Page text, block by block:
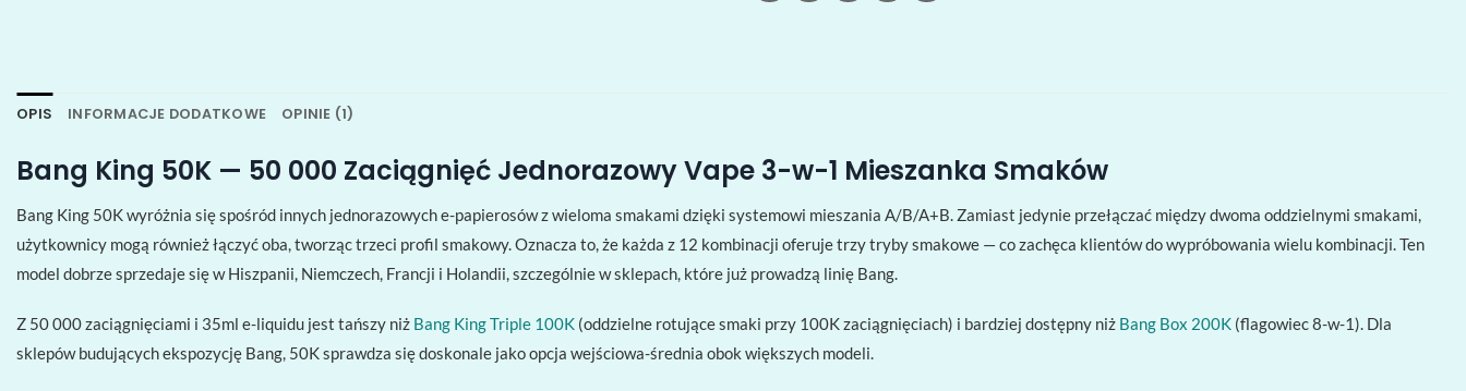
OPIS INFORMACJE DODATKOWE OPINIE (1)
Bang King 50K — 50 000 Zaciągnięć Jednorazowy Vape 3-w-1 Mieszanka Smaków
Bang King 50K wyróżnia się spośród innych jednorazowych e-papierosów z wieloma smakami dzięki systemowi mieszania A/B/A+B. Zamiast jedynie przełączać między dwoma oddzielnymi smakami,
użytkownicy mogą również łączyć oba, tworząc trzeci profil smakowy. Oznacza to, że każda z 12 kombinacji oferuje trzy tryby smakowe — co zachęca klientów do wypróbowania wielu kombinacji. Ten
model dobrze sprzedaje się w Hiszpanii, Niemczech, Francji i Holandii, szczególnie w sklepach, które już prowadzą linię Bang.
Z 50 000 zaciągnięciami i 35ml e-liquidu jest tańszy niż Bang King Triple 100K (oddzielne rotujące smaki przy 100K zaciągnięciach) i bardziej dostępny niż Bang Box 200K (flagowiec 8-w-1). Dla
sklepów budujących ekspozycję Bang, 50K sprawdza się doskonale jako opcja wejściowa-średnia obok większych modeli.